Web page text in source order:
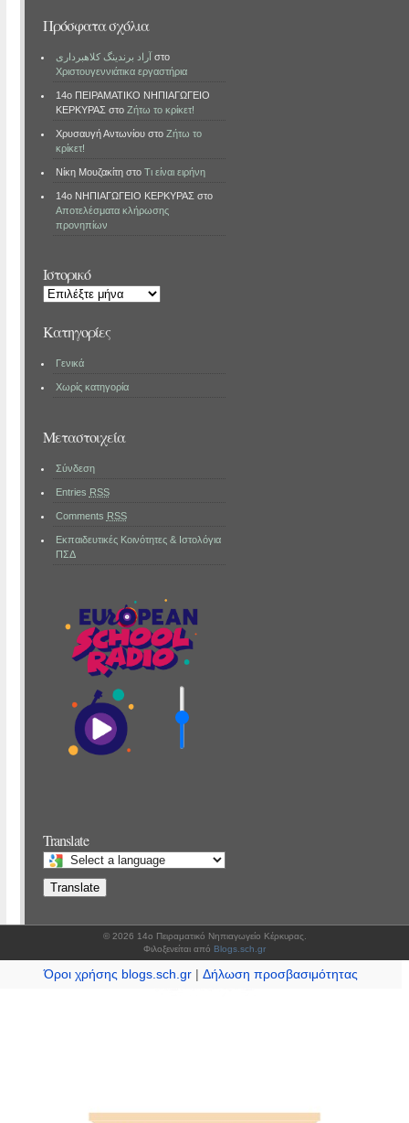
Πρόσφατα σχόλια
آراد برندینگ کلاهبرداری στο
Χριστουγεννιάτικα εργαστήρια
14ο ΠΕΙΡΑΜΑΤΙΚΟ ΝΗΠΙΑΓΩΓΕΙΟ
ΚΕΡΚΥΡΑΣ στο Ζήτω το κρίκετ!
Χρυσαυγή Αντωνίουστο Ζήτω το
κρίκετ!
Νίκη Μουζακίτηστο Τι είναι ειρήνη
14ο ΝΗΠΙΑΓΩΓΕΙΟ ΚΕΡΚΥΡΑΣ στο
Αποτελέσματα κλήρωσης
προνηπίων
Ιστορικό
Ιστορικό
Kατηγορίες
Γενικά
Χωρίς κατηγορία
Μεταστοιχεία
Σύνδεση
Entries RSS
Comments RSS
Εκπαιδευτικές Κοινότητες & Ιστολόγια
ΠΣΔ
Translate
Select
language
Translate
© 2026 14o Πειραματικό Νηπιαγωγείο Κέρκυρας.
Φιλοξενείται από Blogs.sch.gr
Όροι χρήσης blogs.sch.gr |Δήλωση προσβασιμότητας